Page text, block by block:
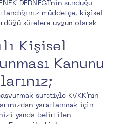
DERNEĞİ’nin sunduğu
müddetçe, kişisel
sürelere uygun olarak
Kişisel
Kanunu
suretiyle KVKK’nın
yararlanmak için
yanda belirtilen